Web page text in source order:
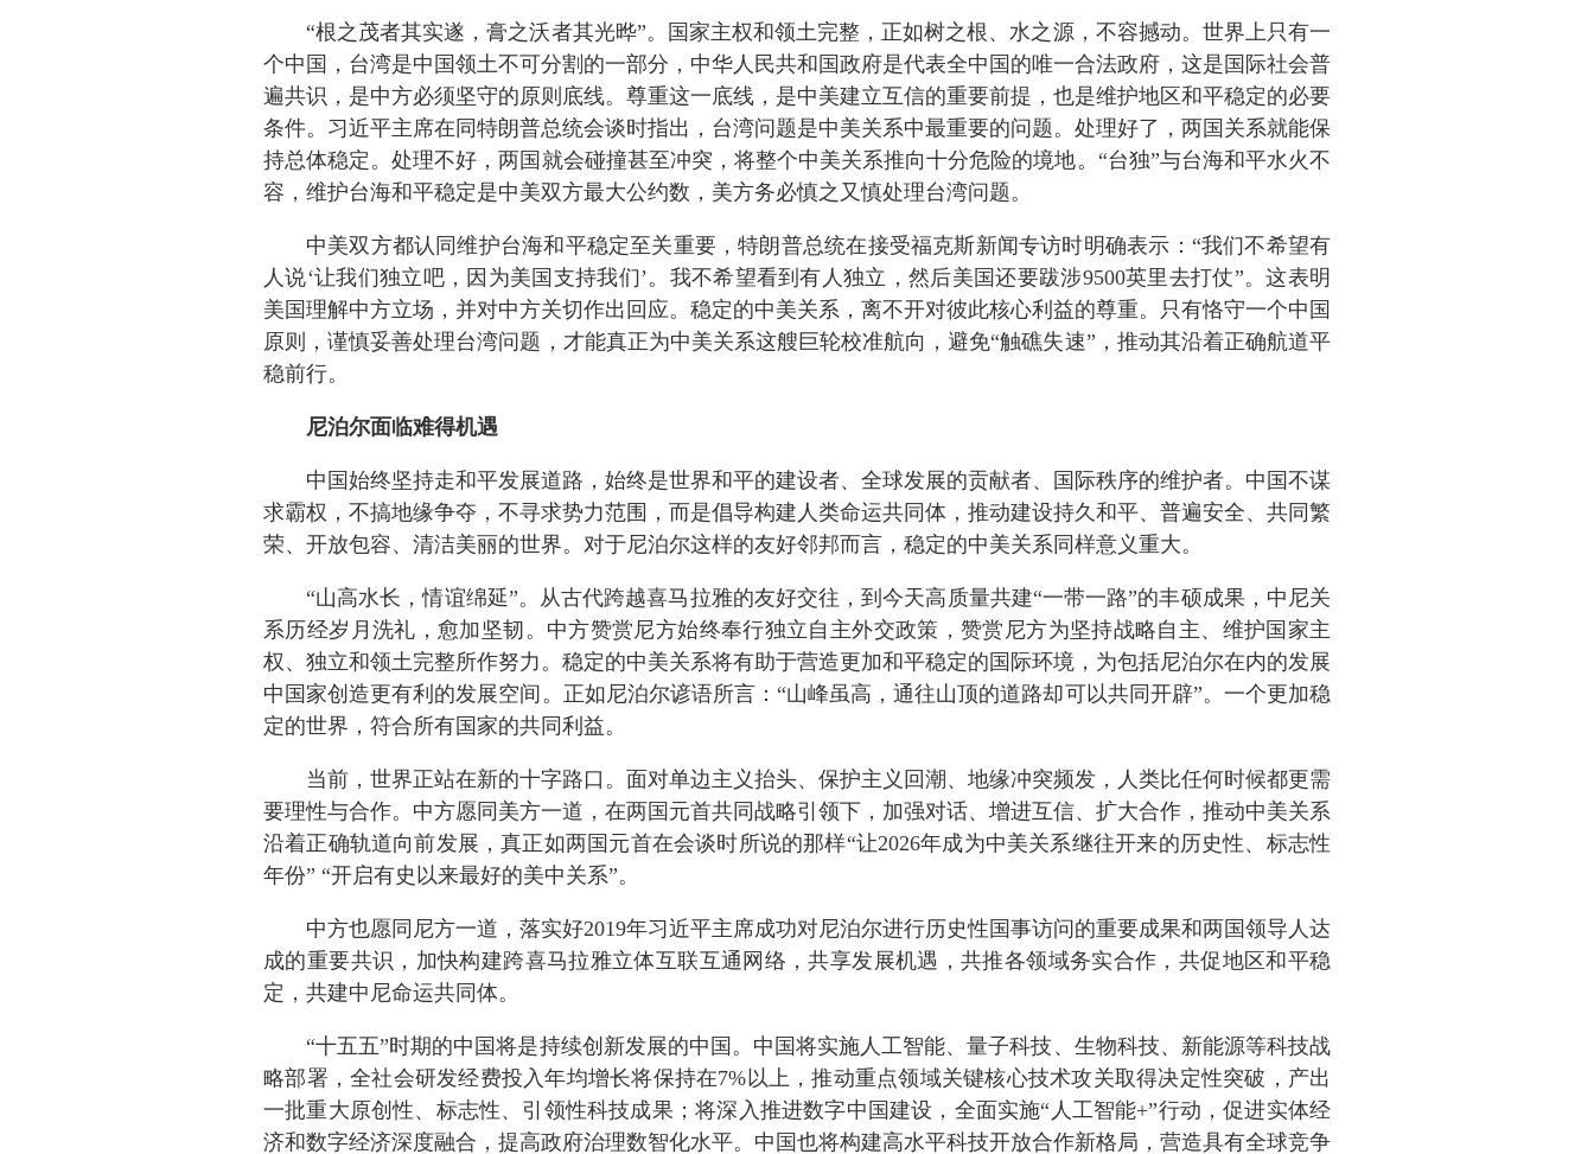
“根之茂者其实遂，膏之沃者其光晔”。
国家主权和领土完整，正如树之根、水之源，不容撼动。世界上只有一
个中国，台湾是中国领土不可分割的一部分，中华人民共和国政府是代表全中国的唯一合法政府，这是国际社会普
遍共识 ，是中方必须坚守的原则底线。尊重这一底线，是中美建立互信的重要前提，也是维护地区和平稳定的必要
条件。习近平主席在同特朗普总统会谈时指出，台湾问题是中美关系中最重要的问题。处理好了，两国关系就能保
持总体稳定。处理不好，两国就会碰撞甚至冲突，将整个中美关系推向十分危险的境地。 “台独”与台海和平水火不
容，维护台海和平稳定是中美双方最大公约数，美方务必慎之又慎处理台湾问题。
中美双方都认同维护台海和平稳定至关重要，特朗普总统在接受福克斯新闻专访时明确表示： “我们不希望有
人说‘让我们独立吧，因为美国支持我们’。我不希望看到有人独立，然后美国还要跋涉9500英里去打仗”。这表明
美国理解中方立场，并对中方关切作出回应。稳定的中美关系，离不开对彼此核心利益的尊重。只有恪守一个中国
原则，谨慎妥善处理台湾问题，才能真正为中美关系这艘巨轮校准航向，避免“触礁失速”，推动其沿着正确航道平
稳前行。
尼泊尔面临难得机遇
中国始终坚持走和平发展道路，始终是世界和平的建设者、全球发展的贡献者、国际秩序的维护者。中国不谋
求霸权，不搞地缘争夺，不寻求势力范围，而是倡导构建人类命运共同体，推动建设持久和平、普遍安全、共同繁
荣、开放包容、清洁美丽的世界。对于尼泊尔这样的友好邻邦而言，稳定的中美关系同样意义重大。
“山高水长，情谊绵延”。从古代跨越喜马拉雅的友好交往，到今天高质量共建“一带一路”的丰硕成果，中尼关
系历经岁月洗礼，愈加坚韧。中方赞赏尼方始终奉行独立自主外交政策，赞赏尼方为坚持战略自主、维护国家主
权、独立和领土完整所作努力。稳定的中美关系将有助于营造更加和平稳定的国际环境，为包括尼泊尔在内的发展
中国家创造更有利的发展空间。正如尼泊尔谚语所言：“山峰虽高，通往山顶的道路却可以共同开辟”。一个更加稳
定的世界，符合所有国家的共同利益。
当前，世界正站在新的十字路口。面对单边主义抬头、保护主义回潮、地缘冲突频发，人类比任何时候都更需
要理性与合作。中方愿同美方一道，在两国元首共同战略引领下，加强对话、增进互信、扩大合作，推动中美关系
沿着正确轨道向前发展，真正如两国元首在会谈时所说的那样“让2026年成为中美关系继往开来的历史性、标志性
年份” “开启有史以来最好的美中关系”。
中方也愿同尼方一道，落实好2019年习近平主席成功对尼泊尔进行历史性国事访问的重要成果和两国领导人达
成的重要共识，加快构建跨喜马拉雅立体互联互通网络，共享发展机遇，共推各领域务实合作，共促地区和平稳
定，共建中尼命运共同体。
“十五五”时期的中国将是持续创新发展的中国。中国将实施人工智能、量子科技、生物科技、新能源等科技战
略部署，全社会研发经费投入年均增长将保持在7% 以上，推动重点领域关键核心技术攻关取得决定性突破 ， 产出
一批重大原创性、标志性、引领性科技成果 ；将深入推进数字中国建设，全面实施“人工智能+”行动，促进实体经
济和数字经济深度融合，提高政府治理数智化水平。中国也将构建高水平科技开放合作新格局，营造具有全球竞争